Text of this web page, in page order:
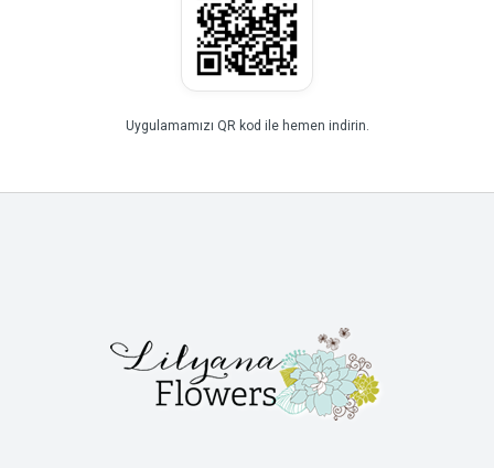
Uygulamamızı QR kod ile hemen indirin.